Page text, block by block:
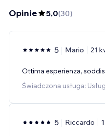
Opinie 5,0(30)
5 Mario 21
Ottima esperienza,
Świadczona usługa:
5 Riccardo